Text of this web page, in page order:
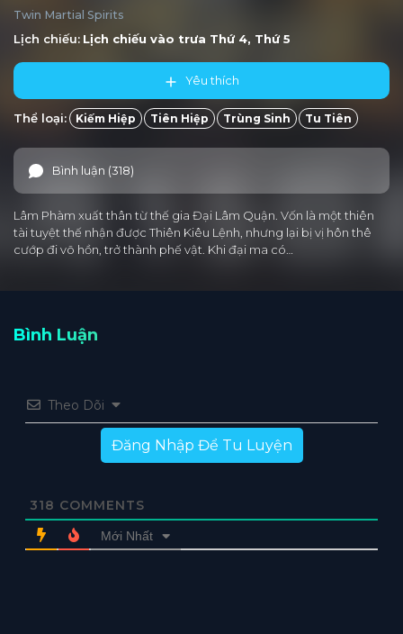
Twin Martial Spirits
Lịch chiếu: Lịch chiếu vào trưa Thứ 4, Thứ 5
Yêu thích
Thể loại: Kiếm Hiệp Tiên Hiệp Trùng Sinh Tu Tiên
Bình luận (318)
Lâm Phàm xuất thân từ thế gia Đại Lâm Quận. Vốn là một thiên
tài tuyệt thế nhận được Thiên Kiêu Lệnh, nhưng lại bị vị hôn thê
cướp đi võ hồn, trở thành phế vật. Khi đại ma có…
Bình Luận
Theo Dõi
Đăng Nhập Để Tu Luyện
318 COMMENTS
Mới Nhất